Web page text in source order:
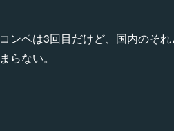
コンペは3回目だけど、国内のそ
まらない。